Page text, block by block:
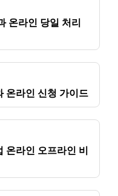
온라인 당일 처리
온라인 신청 가이드
온라인 오프라인 비